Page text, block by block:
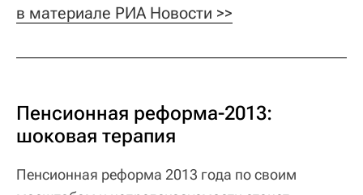
в материале РИА Новости >>
Пенсионная реформа-2013:
шоковая терапия
Пенсионная реформа 2013 года по своим